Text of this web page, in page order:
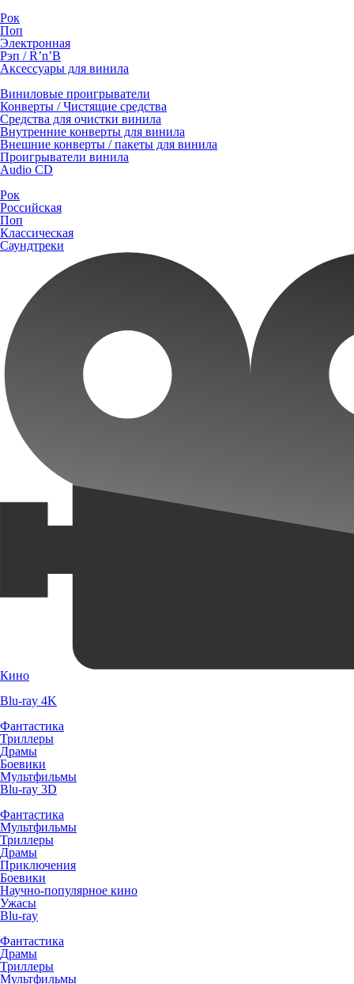
Рок
Поп
Электронная
Рэп / R’n’B
Аксессуары для винила
Виниловые проигрыватели
Конверты / Чистящие средства
Средства для очистки винила
Внутренние конверты для винила
Внешние конверты / пакеты для винила
Проигрыватели винила
Audio CD
Рок
Российская
Поп
Классическая
Саундтреки
Кино
Blu-ray 4K
Фантастика
Триллеры
Драмы
Боевики
Мультфильмы
Blu-ray 3D
Фантастика
Мультфильмы
Триллеры
Драмы
Приключения
Боевики
Научно-популярное кино
Ужасы
Blu-ray
Фантастика
Драмы
Триллеры
Мультфильмы